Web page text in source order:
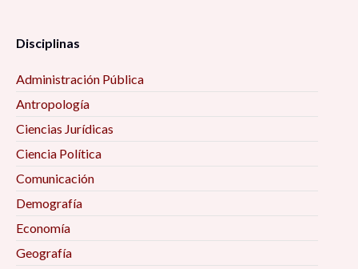
Disciplinas
Administración Pública
Antropología
Ciencias Jurídicas
Ciencia Política
Comunicación
Demografía
Economía
Geografía